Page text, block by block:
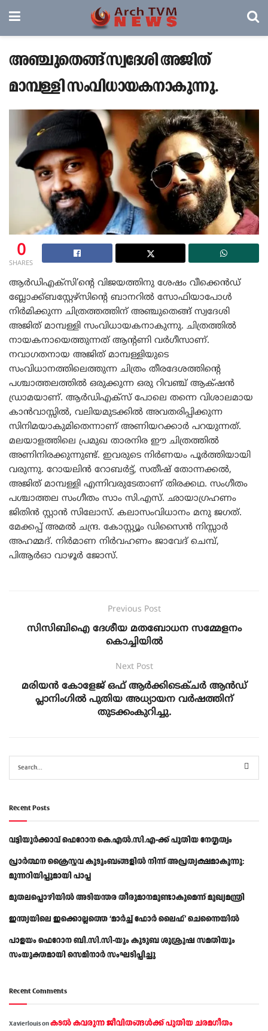
അഞ്ചുതെങ്ങ് സ്വദേശി അജിത്
മാമ്പള്ളി സംവിധായകനാകുന്നു.
0
SHARES
ആർഡിഎക്സി’ന്റെ വിജയത്തിനു ശേഷം വീക്കെൻഡ്
ബ്ലോക്ക്ബസ്റ്റേഴ്സിന്റെ ബാനറിൽ സോഫിയാപോൾ
നിർമിക്കുന്ന ചിത്രത്തത്തിന്‌ അഞ്ചുതെങ്ങ് സ്വദേശി
അജിത് മാമ്പള്ളി സംവിധായകനാകുന്നു. ചിത്രത്തിൽ
നായകനായെത്തുന്നത് ആന്റണി വർഗീസാണ്.
നവാഗതനായ അജിത് മാമ്പള്ളിയുടെ
സംവിധാനത്തിലെത്തുന്ന ചിത്രം തീരദേശത്തിന്റെ
പശ്ചാത്തലത്തില്‍ ഒരുക്കുന്ന ഒരു റിവഞ്ച് ആക്‌ഷൻ
ഡ്രാമയാണ്. ആർഡിഎക്സ് പോലെ തന്നെ വിശാലമായ
കാൻവാസ്സിൽ, വലിയമുടക്കിൽ അവതരിപ്പിക്കുന്ന
സിനിമയാകുമിതെന്നാണ് അണിയറക്കാർ പറയുന്നത്.
മലയാളത്തിലെ പ്രമുഖ താരനിര ഈ ചിത്രത്തിൽ
അണിനിരക്കുന്നുണ്ട്. ഇവരുടെ നിർണയം പൂർത്തിയായി
വരുന്നു. റോയലിൻ റോബർട്ട്, സതീഷ് തോന്നക്കൽ,
അജിത് മാമ്പള്ളി എന്നിവരുടേതാണ് തിരക്കഥ. സംഗീതം
പശ്ചാത്തല സംഗീതം സാം സി.എസ്. ഛായാഗ്രഹണം
ജിതിൻ സ്റ്റാൻ സിലോസ്. കലാസംവിധാനം മനു ജഗത്.
മേക്കപ്പ് അമൽ ചന്ദ്ര. കോസ്റ്റ്യൂം ഡിസൈൻ നിസ്സാർ
അഹമ്മദ്. നിർമാണ നിർവഹണം ജാവേദ് ചെമ്പ്,
പിആർഓ വാഴൂർ ജോസ്.
Previous Post
സിസിബിഐ ദേശീയ മതബോധന സമ്മേളനം
കൊച്ചിയിൽ
Next Post
മരിയൻ കോളേജ് ഒഫ് ആർക്കിടെക്ചർ ആൻഡ്
പ്ലാനിംഗിൽ പുതിയ അധ്യായന വർഷത്തിന്‌
തുടക്കംകുറിച്ചു.
Recent Posts
വട്ടിയൂർക്കാവ് ഫെറോന കെ.എൽ.സി.എ-ക്ക് പുതിയ നേതൃത്വം
പ്രാര്‍ത്ഥന ക്രൈസ്തവ കുടുംബങ്ങളില്‍ നിന്ന് അപ്രത്യക്ഷമാകുന്നു:
മുന്നറിയിപ്പുമായി പാപ്പ
മുതലപ്പൊഴിയിൽ അടിയന്തര തീരുമാനമുണ്ടാകുമെന്ന് മുഖ്യമന്ത്രി
ഇന്ത്യയിലെ ഇക്കൊല്ലത്തെ ‘മാർച്ച് ഫോർ ലൈഫ്’ ചെന്നൈയിൽ
പാളയം ഫെറോന ബി.സി.സി-യും കുടുബ ശുശ്രൂഷ സമതിയും
സംയുക്തമായി സെമിനാർ സംഘടിപ്പിച്ചു
Recent Comments
Xavierlouisonകടല്‍ കവരുന്ന ജീവിതങ്ങള്‍ക്ക് പുതിയ ചരമഗീതം